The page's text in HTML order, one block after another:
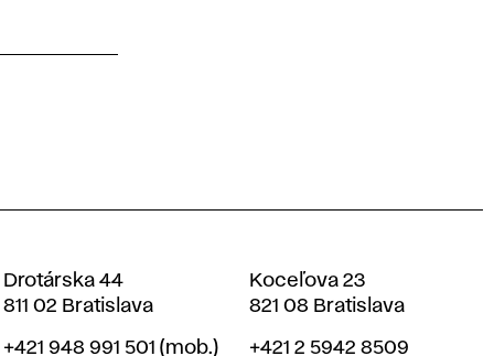
Drotárska 44
811 02 Bratislava
Telefón
+421 948 991 501 (mob.)
Koceľova 23
821 08 Bratislava
Telefón
+421 2 5942 8509